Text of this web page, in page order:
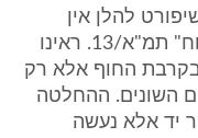
תמ"א/ 13. כפי שיפורט להלן אין
בתכנית החדשה גם כל פגיעה ב"רוח" תמ"א/13. ראינו
בקרבת החוף אלא רק
השונים. ההחלטה
יד אלא נעשה